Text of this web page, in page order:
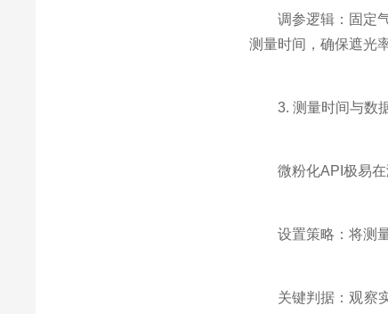
调参逻辑：固定气
测量时间，确保遮光
3. 测量时间与数据
微粉化API极易在测
设置策略：将测量
关键判据：观察实